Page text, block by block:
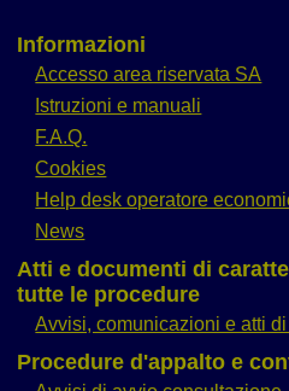
Informazioni
Accesso area riservata SA
Istruzioni e manuali
F.A.Q.
Cookies
Help desk operatore
News
Atti e documenti di
tutte le procedure
Avvisi, comunicazioni e atti
Procedure d'appalto e